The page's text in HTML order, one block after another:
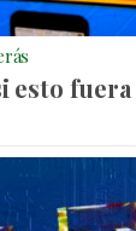
esto